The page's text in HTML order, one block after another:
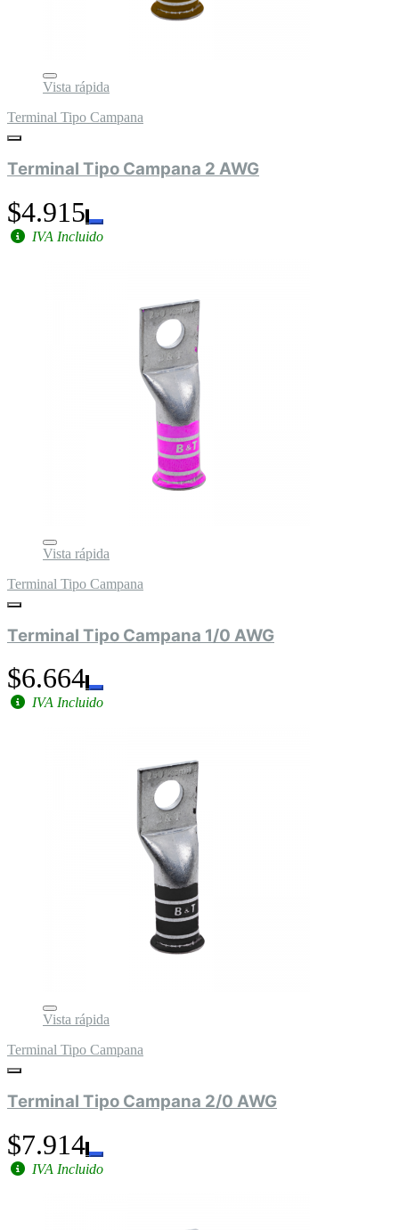
Vista rápida
Terminal Tipo Campana
Terminal Tipo Campana 2 AWG
$4.915
IVA Incluido
Vista rápida
Terminal Tipo Campana
Terminal Tipo Campana 1/0 AWG
$6.664
IVA Incluido
Vista rápida
Terminal Tipo Campana
Terminal Tipo Campana 2/0 AWG
$7.914
IVA Incluido